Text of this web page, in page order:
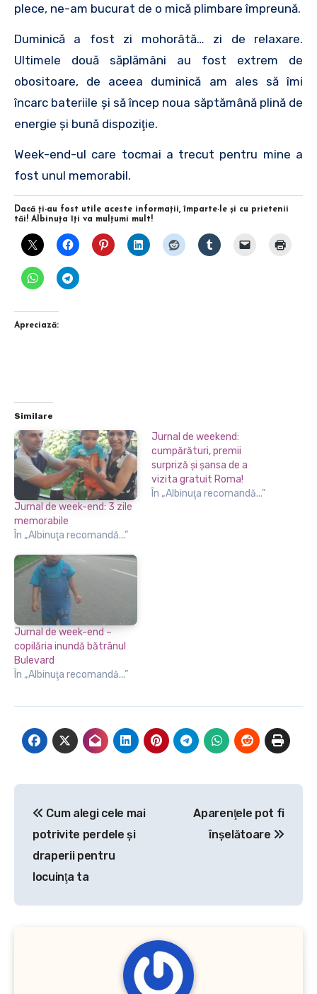
plece, ne-am bucurat de o mică plimbare împreună.
Duminică a fost zi mohorâtă… zi de relaxare.
Ultimele două săplămâni au fost extrem de
obositoare, de aceea duminică am ales să îmi
încarc bateriile şi să încep noua săptămână plină de
energie şi bună dispoziţie.
Week-end-ul care tocmai a trecut pentru mine a
fost unul memorabil.
Dacă ţi-au fost utile aceste informaţii, împarte-le şi cu prietenii
tăi! Albinuţa îţi va mulţumi mult!
Apreciază:
Similare
Jurnal de week-end: 3 zile
memorabile
În „Albinuţa recomandă...”
Jurnal de weekend:
cumpărături, premii
surpriză şi şansa de a
vizita gratuit Roma!
În „Albinuţa recomandă...”
Jurnal de week-end –
copilăria inundă bătrânul
Bulevard
În „Albinuţa recomandă...”
articole
Cum alegi cele mai
potrivite perdele şi
draperii pentru
locuinţa ta
Aparenţele pot fi
înşelătoare